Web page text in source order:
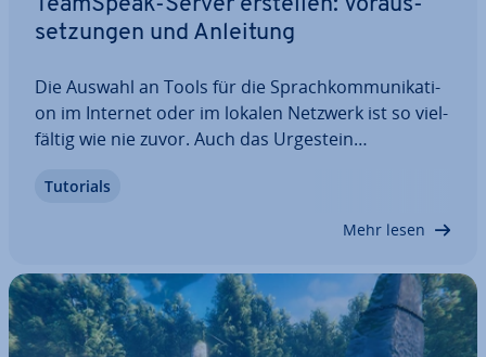
TeamSpeak-Server erstellen: Vor­aus­
set­zun­gen und Anleitung
Die Auswahl an Tools für die Sprach­kom­mu­ni­ka­ti­
on im Internet oder im lokalen Netzwerk ist so viel­
fäl­tig wie nie zuvor. Auch das Urgestein
Sound­qua­li­tät und hohen Si­cher­heits­stan­dards
Tutorials
Mehr lesen